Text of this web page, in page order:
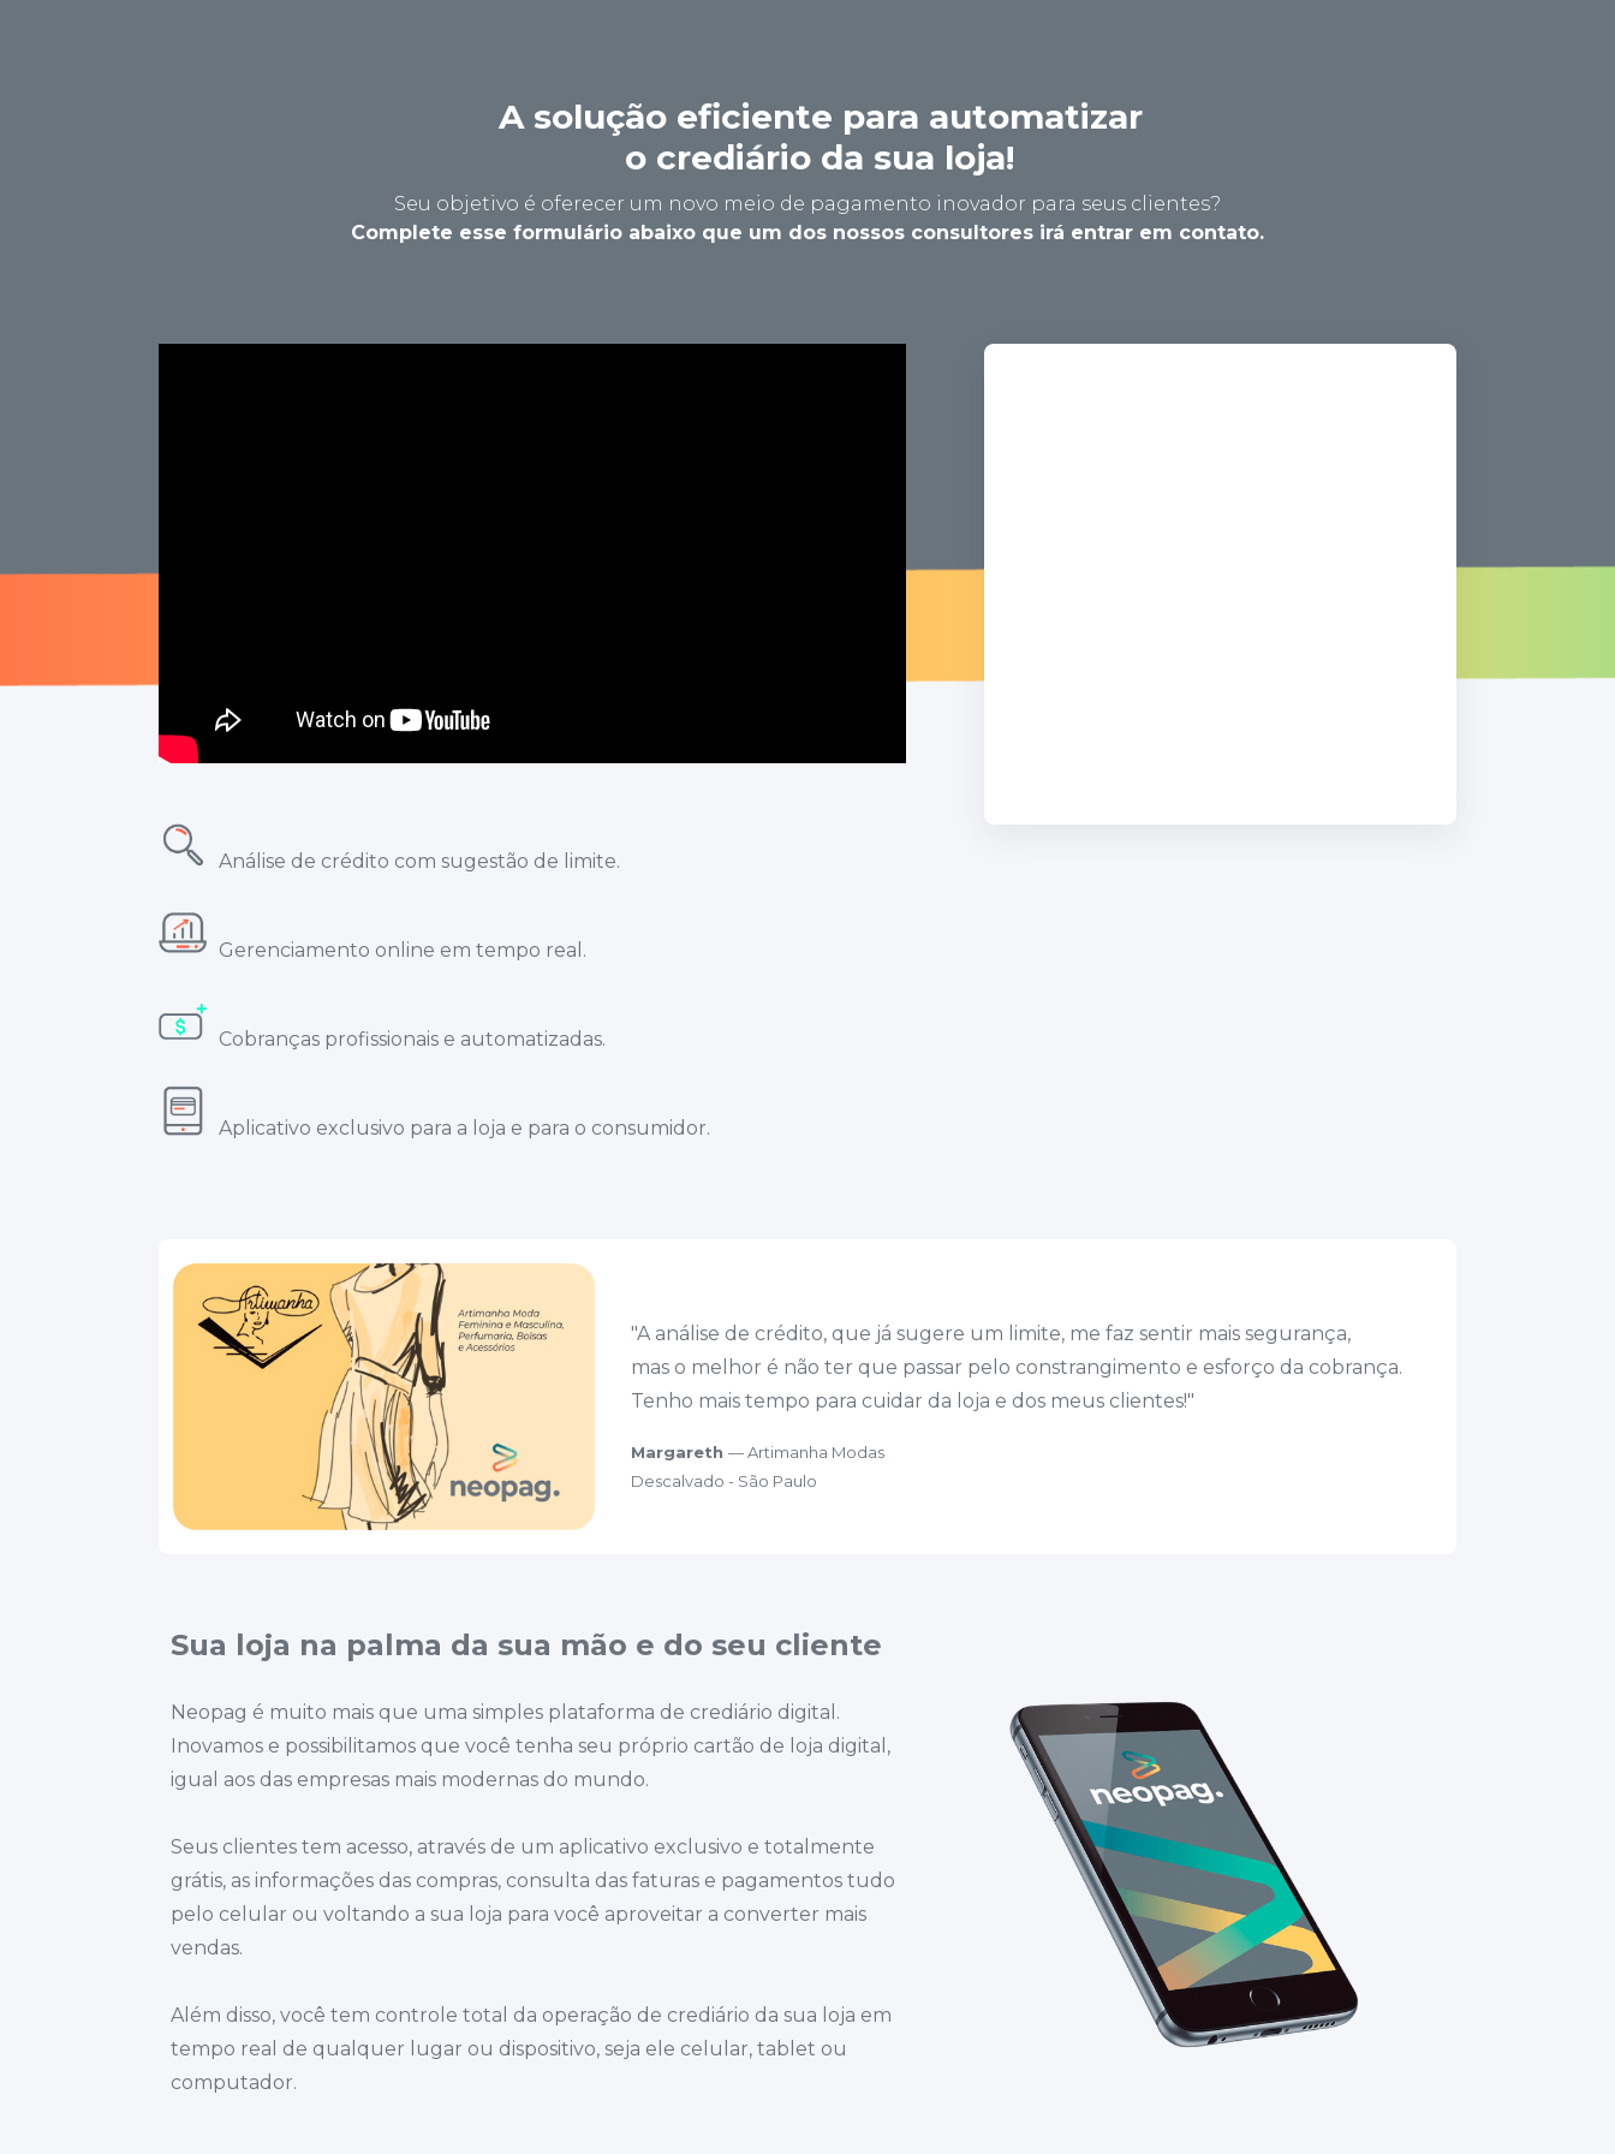
A solução eficiente para automatizar
o crediário da sua loja!
Seu objetivo é oferecer um novo meio de pagamento inovador para seus clientes?
Complete esse formulário abaixo que um dos nossos consultores irá entrar em contato.
Análise de crédito com sugestão de limite.
Gerenciamento online em tempo real.
Cobranças profissionais e automatizadas.
Aplicativo exclusivo para a loja e para o consumidor.
"A análise de crédito, que já sugere um limite, me faz sentir mais segurança,
mas o melhor é não ter que passar pelo constrangimento e esforço da cobrança.
Tenho mais tempo para cuidar da loja e dos meus clientes!"
Margareth — Artimanha Modas
Descalvado - São Paulo
Sua loja na palma da sua mão e do seu cliente
Neopag é muito mais que uma simples plataforma de crediário digital.
Inovamos e possibilitamos que você tenha seu próprio cartão de loja digital,
igual aos das empresas mais modernas do mundo.
Seus clientes tem acesso, através de um aplicativo exclusivo e totalmente
grátis, as informações das compras, consulta das faturas e pagamentos tudo
pelo celular ou voltando a sua loja para você aproveitar a converter mais
vendas.
Além disso, você tem controle total da operação de crediário da sua loja em
tempo real de qualquer lugar ou dispositivo, seja ele celular, tablet ou
computador.